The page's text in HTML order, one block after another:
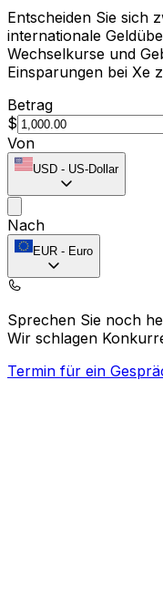
Entscheiden Sie sich
internationale
Wechselkurse und
Einsparungen bei Xe
Betrag
$
Von
USD - US-Dollar
Nach
EUR - Euro
Sprechen Sie noch
Wir schlagen
Termin für ein